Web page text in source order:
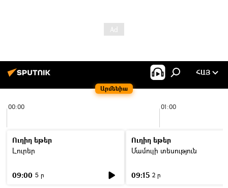
Արմենիա
ՀԱՅ
00:00 01:00
Ուղիղ եթեր
Լուրեր
09:00 5 ր
Ուղիղ եթեր
Մամուլի տեսություն
09:15 2 ր